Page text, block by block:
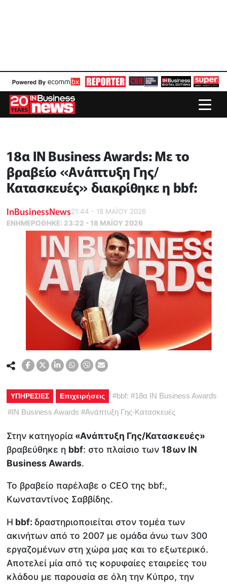
18α IN Business Awards: Με το
βραβείο «Ανάπτυξη Γης/
Κατασκευές» διακρίθηκε η bbf:
InBusinessNews21:44 - 18 ΜΑΪ́ΟΥ 2026
ΕΝΗΜΕΡΏΘΗΚΕ: 23:22 - 18 ΜΑΪ́ΟΥ 2026
ΥΠΗΡΕΣΙΕΣ Επιχειρήσεις #bbf: #18α IN Business Awards
#IN Business Awards #Ανάπτυξη Γης-Κατασκευές
Στην κατηγορία «Ανάπτυξη Γης/Κατασκευές»
βραβεύθηκε η bbf: στο πλαίσιο των18ων IN
Business Awards.
Το βραβείο παρέλαβε ο CEO της bbf:,
Κωνσταντίνος Σαββίδης.
Η bbf:δραστηριοποιείται στον τομέα των
ακινήτων από το 2007 με ομάδα άνω των 300
εργαζομένων στη χώρα μας και το εξωτερικό.
Αποτελεί μία από τις κορυφαίες εταιρείες του
κλάδου με παρουσία σε όλη την Κύπρο, την